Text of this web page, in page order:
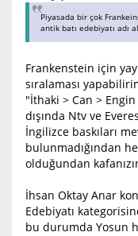
Piyasada bir çok
antik batı edebiyatı adı
Frankenstein için
sıralaması
"İthaki > Can >
dışında Ntv ve
İngilizce baskıları
bulunmadığından
olduğundan
İhsan Oktay Anar
Edebiyatı
bu durumda Yosun